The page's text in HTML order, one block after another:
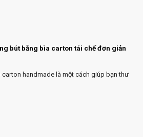
bút bằng bìa carton tái chế đơn giản
handmade là một cách giúp bạn thư